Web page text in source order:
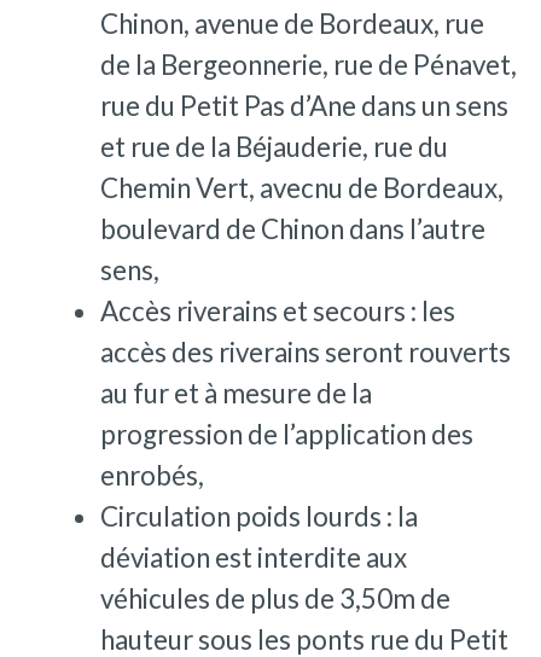
Chinon, avenue de Bordeaux, rue
de la Bergeonnerie, rue de Pénavet,
rue du Petit Pas d’Ane dans un sens
et rue de la Béjauderie, rue du
Chemin Vert, avecnu de Bordeaux,
boulevard de Chinon dans l’autre
sens,
Accès riverains et secours : les
accès des riverains seront rouverts
au fur et à mesure de la
progression de l’application des
enrobés,
Circulation poids lourds : la
déviation est interdite aux
véhicules de plus de 3,50m de
hauteur sous les ponts rue du Petit